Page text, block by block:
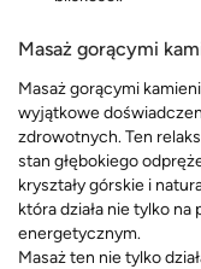
Masaż gorącymi
Masaż gorącymi
wyjątkowe
zdrowotnych. Ten
stan głębokiego
kryształy górskie i
która działa nie tylko
energetycznym.
Masaż ten nie tylko